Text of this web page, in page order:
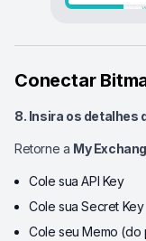
Conectar
8. Insira os detalhes
Retorne a My
Cole sua API Key
Cole sua Secret Key
Cole seu Memo (do